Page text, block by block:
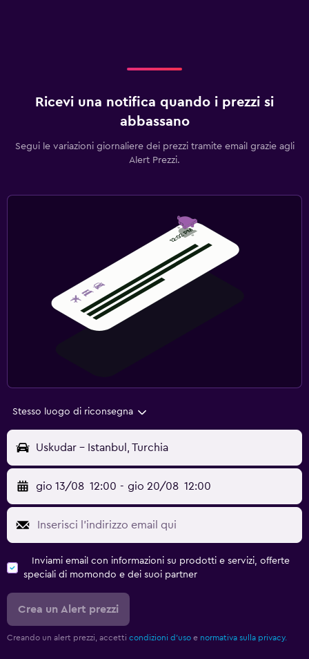
Ricevi una notifica quando i prezzi si
abbassano
Segui le variazioni giornaliere dei prezzi tramite email grazie agli
Alert Prezzi.
Stesso luogo di riconsegna
Uskudar - Istanbul, Turchia
gio 13/08 12:00 - gio 20/08 12:00
Inviami email con informazioni su prodotti e servizi, offerte
speciali di momondo e dei suoi partner
Crea un Alert prezzi
Creando un alert prezzi, accetti condizioni d'uso e normativa sulla privacy.